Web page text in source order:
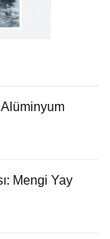
Alüminyum
Mengi Yay